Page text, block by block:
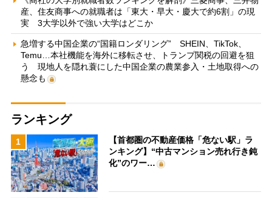
産、住友商事への就職者は「東大・早大・慶大で約6割」の現
実 3大学以外で強い大学はどこか
急増する中国企業の“国籍ロンダリング” SHEIN、TikTok、
Temu…本社機能を海外に移転させ、トランプ関税の回避を狙
う 現地人を隠れ蓑にした中国企業の農業参入・土地取得への
懸念も
ランキング
1
【首都圏の不動産価格「危ない駅」ラ
ンキング】“中古マンション売れ行き鈍
化”のワー…